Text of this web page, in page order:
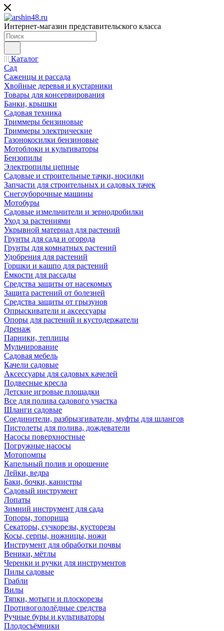
Интернет-магазин представительского класса
Каталог
Сад
Саженцы и рассада
Хвойные деревья и кустарники
Товары для консервирования
Банки, крышки
Садовая техника
Триммеры бензиновые
Триммеры электрические
Газонокосилки бензиновые
Мотоблоки и культиваторы
Бензопилы
Электропилы цепные
Садовые и строительные тачки, носилки
Запчасти для строительных и садовых тачек
Снегоуборочные машины
Мотобуры
Садовые измельчители и зернодробилки
Уход за растениями
Укрывной материал для растений
Грунты для сада и огорода
Грунты для комнатных растений
Удобрения для растений
Горшки и кашпо для растений
Ёмкости для рассады
Средства защиты от насекомых
Защита растений от болезней
Средства защиты от грызунов
Опрыскиватели и аксессуары
Опоры для растений и кустодержатели
Дренаж
Парники, теплицы
Мульчирование
Садовая мебель
Качели садовые
Аксессуары для садовых качелей
Подвесные кресла
Детские игровые площадки
Все для полива садового участка
Шланги садовые
Соединители, разбрызгиватели, муфты для шлангов
Пистолеты для полива, дождеватели
Насосы поверхностные
Погружные насосы
Мотопомпы
Капельный полив и орошение
Лейки, ведра
Баки, бочки, канистры
Садовый инструмент
Лопаты
Зимний инструмент для сада
Топоры, топорища
Секаторы, сучкорезы, кусторезы
Косы, серпы, ножницы, ножи
Инструмент для обработки почвы
Веники, мётлы
Черенки и ручки для инструментов
Пилы садовые
Грабли
Вилы
Тяпки, мотыги и плоскорезы
Противогололёдные средства
Ручные буры и культиваторы
Плодосъёмники